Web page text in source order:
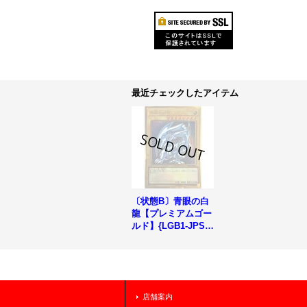
最近チェックしたアイテム
〔状態B〕青眼の白
龍【プレミアムゴー
ルド】{LGB1-JPS0
店舗案内